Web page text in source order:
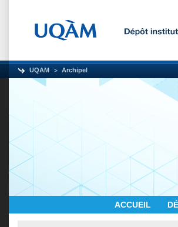
UQAM Archipel
ACCUEIL